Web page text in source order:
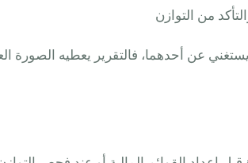
من التوازن
عن أحدهما، فالتقرير يعطيه الصورة